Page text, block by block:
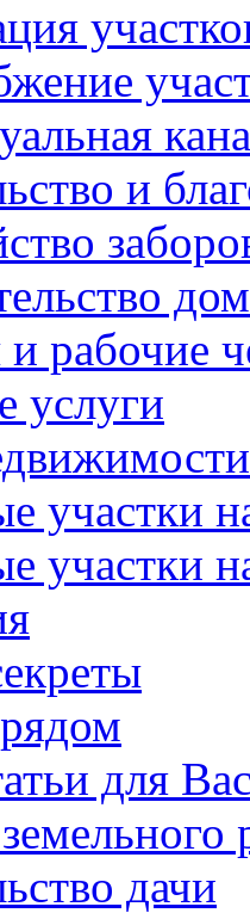
и
рабочие
услуги
участки
участки
для
дачи